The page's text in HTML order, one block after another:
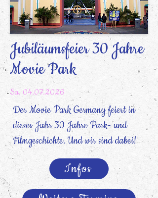
Jubiläumsfeier 30 Jahre
Movie Park
Sa. 04.07.2026
Der Movie Park Germany feiert in
dieses Jahr 30 Jahre Park- und
Filmgeschichte. Und wir sind dabei!
Infos